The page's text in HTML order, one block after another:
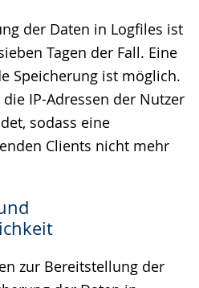
der Daten in Logfiles ist
Tagen der Fall. Eine
Speicherung ist möglich.
IP-Adressen der Nutzer
sodass eine
Clients nicht mehr
zur Bereitstellung der